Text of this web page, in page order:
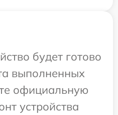
будет готово
выполненных
официальную
устройства